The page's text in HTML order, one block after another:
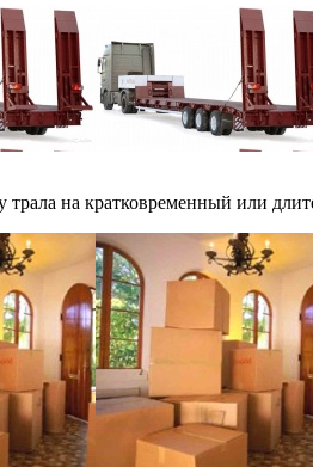
на кратковременный или